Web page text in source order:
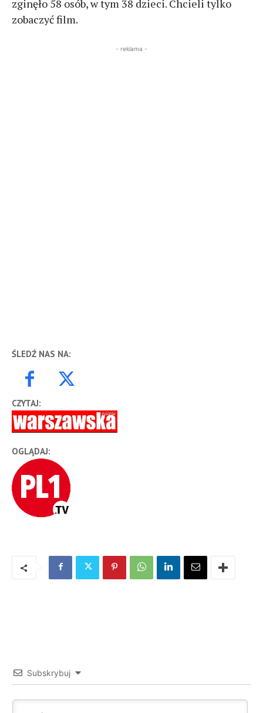
zginęło 58 osób, w tym 38 dzieci. Chcieli tylko
zobaczyć film.
- reklama -
ŚLEDŹ NAS NA:
CZYTAJ:
OGLĄDAJ:
Subskrybuj